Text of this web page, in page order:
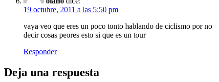
19 octubre, 2011 a las 5:50 pm
vaya veo que eres un poco tonto hablando de ciclismo por no
decir cosas peores esto si que es un tour
Responder
Deja una respuesta